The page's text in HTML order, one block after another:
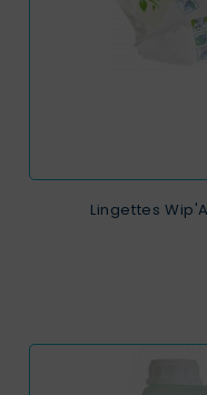
Lingettes